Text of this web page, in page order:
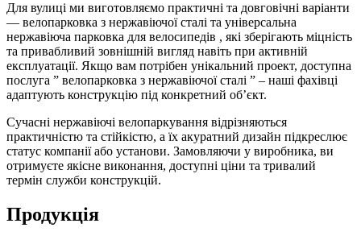
Для вулиці ми виготовляємо практичні та довговічні варіанти
— велопарковка з нержавіючої сталі та універсальна
нержавіюча парковка для велосипедів , які зберігають міцність
та привабливий зовнішній вигляд навіть при активній
експлуатації. Якщо вам потрібен унікальний проект, доступна
послуга ” велопарковка з нержавіючої сталі ” – наші фахівці
адаптують конструкцію під конкретний об’єкт.
Сучасні нержавіючі велопаркування відрізняються
практичністю та стійкістю, а їх акуратний дизайн підкреслює
статус компанії або установи. Замовляючи у виробника, ви
отримуєте якісне виконання, доступні ціни та тривалий
термін служби конструкцій.
Продукція